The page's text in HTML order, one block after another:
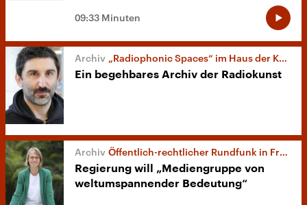
09:33 Minuten
„Radiophonic Spaces“ im Haus der Kulturen der Welt
Ein begehbares Archiv der Radiokunst
Öffentlich-rechtlicher Rundfunk in Frankreich
Regierung will „Mediengruppe von
weltumspannender Bedeutung“